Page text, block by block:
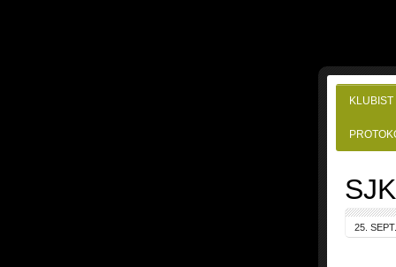
KLUBIST
25.